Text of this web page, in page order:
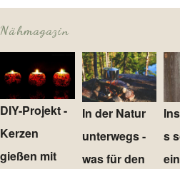
Nähmagazin
DIY-Projekt -
Kerzen
gießen mit
In der Natur
unterwegs -
was für den
s